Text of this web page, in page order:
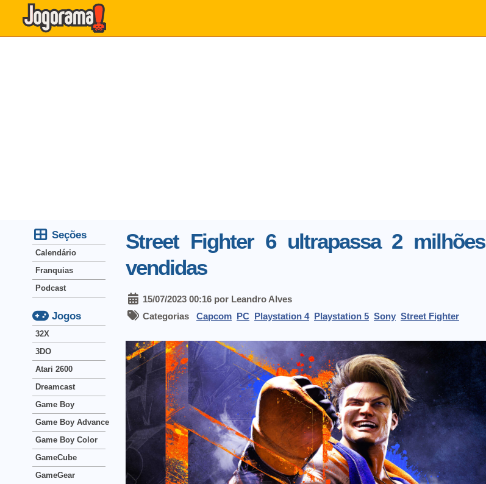
Street Fighter 6 ultrapassa 2
vendidas
15/07/2023 00:16 por Leandro Alves
Categorias Capcom PC Playstation 4 Playstation 5 Sony Street Fighter
Seções
Calendário
Franquias
Podcast
Jogos
32X
3DO
Atari 2600
Dreamcast
Game Boy
Game Boy Advance
Game Boy Color
GameCube
GameGear